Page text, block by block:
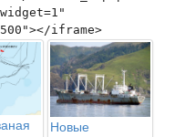
iframe>
Новые